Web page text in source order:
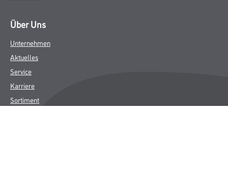
Über Uns
Unternehmen
Aktuelles
Service
Karriere
Sortiment